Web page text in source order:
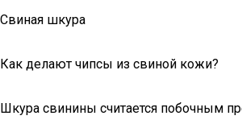
Свиная шкура
Как делают чипсы из свиной кожи?
Шкура свинины считается побочным